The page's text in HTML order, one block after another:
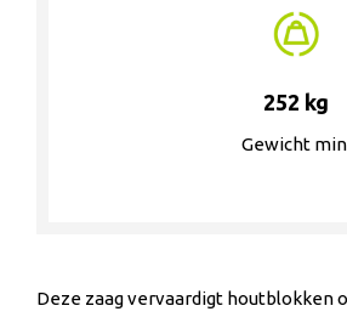
252 kg
Gewicht
Deze zaag vervaardigt houtblokken